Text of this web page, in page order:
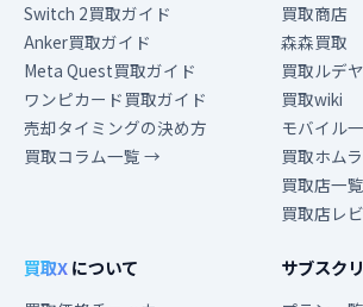
Switch 2買取ガイド
Anker買取ガイド
Meta Quest買取ガイド
ワンピカード買取ガイド
売却タイミングの決め方
買取コラム一覧 →
買取商店
森森買取
買取ルデヤ
買取wiki
モバイル
買取ホムラ
買取店一
買取店レ
買取Xについて サブスク